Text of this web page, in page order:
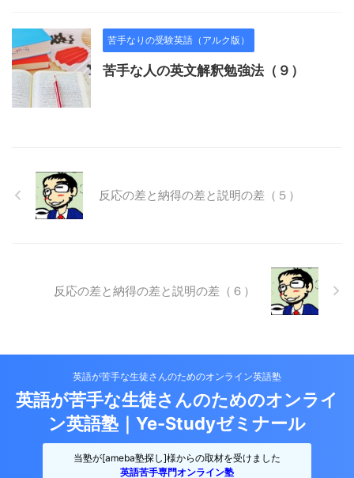
苦手なりの受験英語（アルク版）
苦手な人の英文解釈勉強法（９）
反応の差と納得の差と説明の差（５）
反応の差と納得の差と説明の差（６）
英語が苦手な生徒さんのためのオンライン英語塾
英語が苦手な生徒さんのためのオンライ
ン英語塾｜Ye-Studyゼミナール
当塾が[ameba塾探し]様からの取材を受けました
英語苦手専門オンライン塾